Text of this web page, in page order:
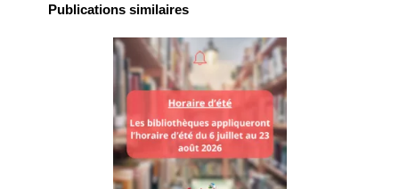
Publications similaires